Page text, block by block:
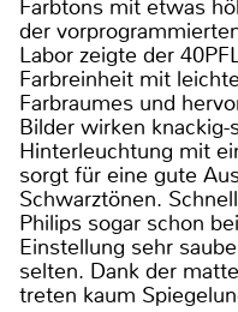
Farbtons mit etwas
der
Labor zeigte der
Farbreinheit mit
Farbraumes und
Bilder wirken
Hinterleuchtung mit
sorgt für eine gute
Schwarztönen.
Philips sogar schon
Einstellung sehr
selten. Dank der
treten kaum